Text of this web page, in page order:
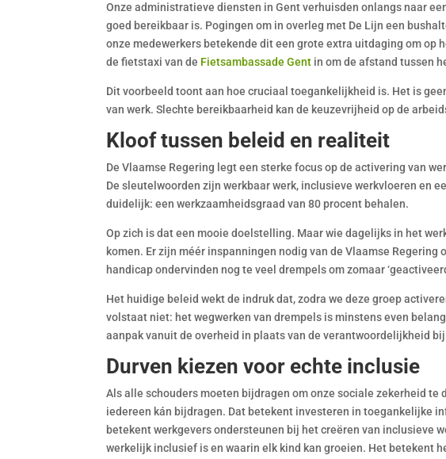
Onze administratieve diensten in Gent verhuisden onlangs naar
goed bereikbaar is. Pogingen om in overleg met De Lijn een
onze medewerkers betekende dit een grote extra uitdaging om op
de fietstaxi van de Fietsambassade Gent in om de afstand tussen
Dit voorbeeld toont aan hoe cruciaal toegankelijkheid is. Het is
van werk. Slechte bereikbaarheid kan de keuzevrijheid op de
Kloof tussen beleid en realiteit
De Vlaamse Regering legt een sterke focus op de activering van
De sleutelwoorden zijn werkbaar werk, inclusieve werkvloeren en
duidelijk: een werkzaamheidsgraad van 80 procent behalen.
Op zich is dat een mooie doelstelling. Maar wie dagelijks in het
komen. Er zijn méér inspanningen nodig van de Vlaamse
handicap ondervinden nog te veel drempels om zomaar
Het huidige beleid wekt de indruk dat, zodra we deze groep
volstaat niet: het wegwerken van drempels is minstens even
aanpak vanuit de overheid in plaats van de verantwoordelijkheid
Durven kiezen voor echte inclusie
Als alle schouders moeten bijdragen om onze sociale zekerheid te
iedereen kán bijdragen. Dat betekent investeren in toegankelijke
betekent werkgevers ondersteunen bij het creëren van inclusieve
werkelijk inclusief is en waarin elk kind kan groeien. Het betekent